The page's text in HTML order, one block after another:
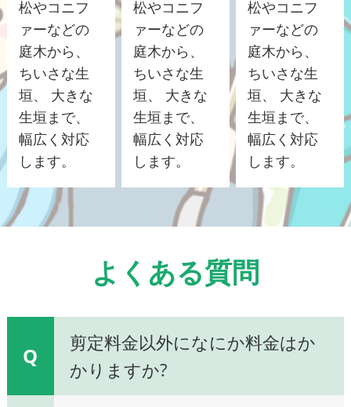
松やコニフ
ァーなどの
庭木から、
ちいさな生
垣、 大きな
生垣まで、
幅広く対応
します。
松やコニフ
ァーなどの
庭木から、
ちいさな生
垣、 大きな
生垣まで、
幅広く対応
します。
松やコニフ
ァーなどの
庭木から、
ちいさな生
垣、 大きな
生垣まで、
幅広く対応
します。
よくある質問
Q
剪定料金以外になにか料金はか
かりますか?